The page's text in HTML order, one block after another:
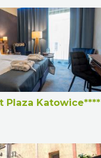
Plaza Katowice****